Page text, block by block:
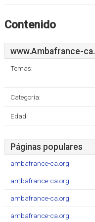
Contenido
www.Ambafrance-
Temas:
Categoría:
Edad:
Páginas populares
ambafrance-ca.org
ambafrance-ca.org
ambafrance-ca.org
ambafrance-ca.org